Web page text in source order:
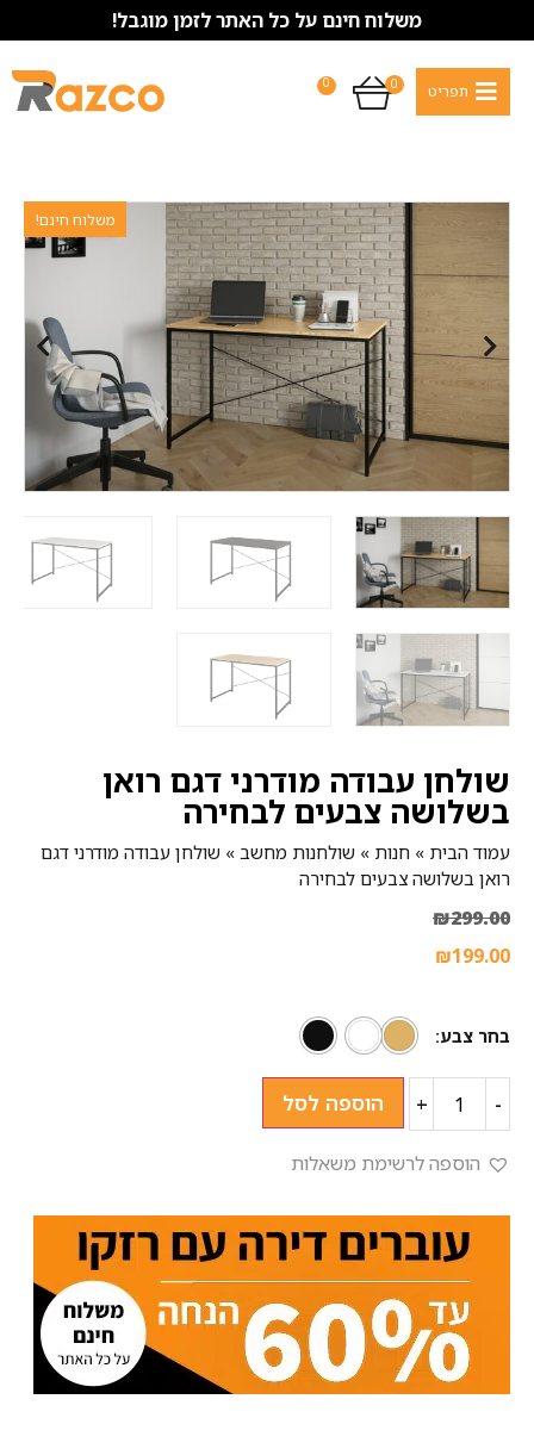
משלוח חינם על כל האתר לזמן מוגבל!
0
0
משלוח חינם!
שולחן עבודה מודרני דגם רואן
בשלושה צבעים לבחירה
עמוד הבית » חנות » שולחנות מחשב » שולחן עבודה מודרני דגם
רואן בשלושה צבעים לבחירה
₪299.00
₪199.00
בחר צבע
-
+ הוספה לסל
הוספה לרשימת משאלות